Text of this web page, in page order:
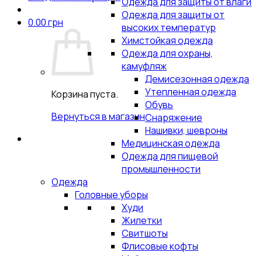
0.00грн
Корзина пуста.
Вернуться в магазин
Одежда для защиты от
высоких температур
Химстойкая одежда
Одежда для охраны,
камуфляж
Демисезонная одежда
Утепленная одежда
Обувь
Снаряжение
Нашивки, шевроны
Медицинская одежда
Одежда для пищевой
промышленности
Одежда
Головные уборы
Худи
Жилетки
Свитшоты
Флисовые кофты